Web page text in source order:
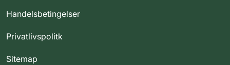
Handelsbetingelser
Privatlivspolitk
Sitemap